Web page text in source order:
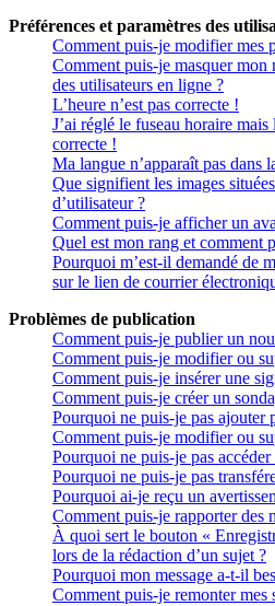
Préférences et paramètres des
Comment puis-je modifier mes
Comment puis-je masquer mon
des utilisateurs en ligne ?
L’heure n’est pas correcte !
J’ai réglé le fuseau horaire mais
correcte !
Ma langue n’apparaît pas dans
Que signifient les images
d’utilisateur ?
Comment puis-je afficher un
Quel est mon rang et comment
Pourquoi m’est-il demandé de
sur le lien de courrier
Problèmes de publication
Comment puis-je publier un
Comment puis-je modifier ou
Comment puis-je insérer une
Comment puis-je créer un
Pourquoi ne puis-je pas ajouter
Comment puis-je modifier ou
Pourquoi ne puis-je pas
Pourquoi ne puis-je pas
Pourquoi ai-je reçu un
Comment puis-je rapporter des
À quoi sert le bouton «
lors de la rédaction d’un sujet ?
Pourquoi mon message a-t-il
Comment puis-je remonter mes